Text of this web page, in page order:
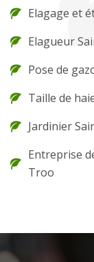
Elagage et
Elagueur
Pose de
Taille de
Jardinier
Entreprise
Troo